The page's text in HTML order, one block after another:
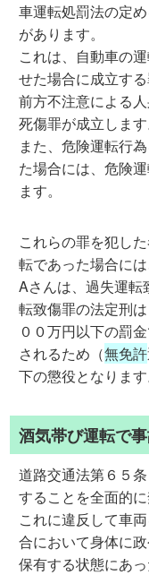
車運転処罰法の定
があります。
これは、自動車の
せた場合に成立する
前方不注意による
死傷罪が成立します
また、危険運転行
た場合には、危険
ます。
これらの罪を犯し
転であった場合には
Aさんは、過失運転
転致傷罪の法定刑
００万円以下の罰
されるため（無免許
下の懲役となります
酒気帯び運転で
道路交通法第６５
することを全面的に
これに違反して車
合において身体に
保有する状態にあ